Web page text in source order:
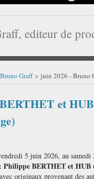
editeur de
Bruno Graff > juin 2026 - Bruno
et
5 juin 2026, au samedi
Philippe BERTHET et HUB
originaux provenant des